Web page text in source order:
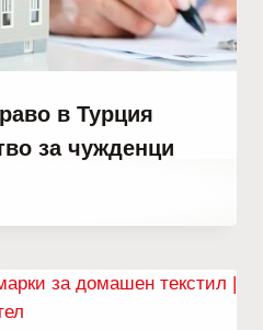
в Турция
за чужденци